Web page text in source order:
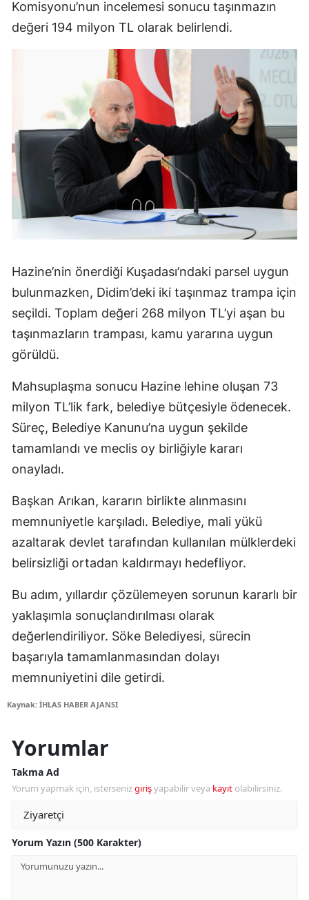
Komisyonu’nun incelemesi sonucu taşınmazın
değeri 194 milyon TL olarak belirlendi.
Hazine’nin önerdiği Kuşadası’ndaki parsel uygun
bulunmazken, Didim’deki iki taşınmaz trampa için
seçildi. Toplam değeri 268 milyon TL’yi aşan bu
taşınmazların trampası, kamu yararına uygun
görüldü.
Mahsuplaşma sonucu Hazine lehine oluşan 73
milyon TL’lik fark, belediye bütçesiyle ödenecek.
Süreç, Belediye Kanunu’na uygun şekilde
tamamlandı ve meclis oy birliğiyle kararı
onayladı.
Başkan Arıkan, kararın birlikte alınmasını
memnuniyetle karşıladı. Belediye, mali yükü
azaltarak devlet tarafından kullanılan mülklerdeki
belirsizliği ortadan kaldırmayı hedefliyor.
Bu adım, yıllardır çözülemeyen sorunun kararlı bir
yaklaşımla sonuçlandırılması olarak
değerlendiriliyor. Söke Belediyesi, sürecin
başarıyla tamamlanmasından dolayı
memnuniyetini dile getirdi.
Kaynak: İHLAS HABER AJANSI
Yorumlar
Takma Ad
Yorum yapmak için, istersenizgirişyapabilir veya kayıt olabilirsiniz.
Yorum Yazın (500 Karakter)